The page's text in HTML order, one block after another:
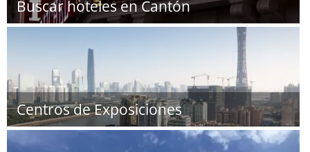
Buscar hoteles en Cantón
Centros de Exposiciones